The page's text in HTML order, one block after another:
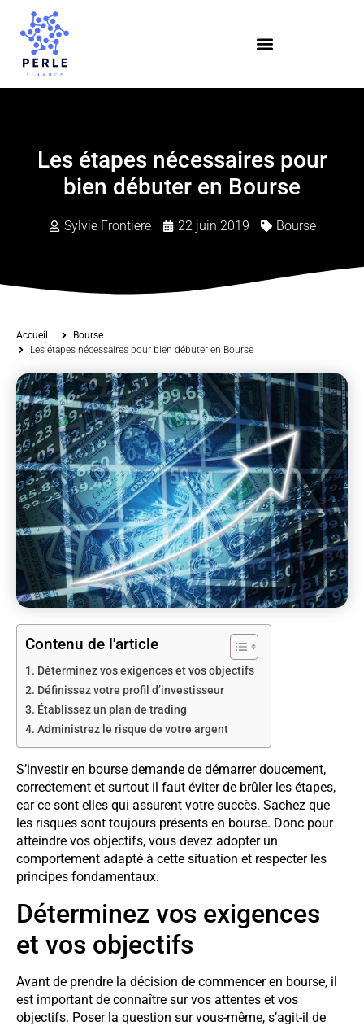
Les étapes nécessaires pour
bien débuter en Bourse
Sylvie Frontiere 22 juin 2019 Bourse
Accueil
Bourse
Les étapes nécessaires pour bien débuter en Bourse
Contenu de l'article
Déterminez vos exigences et vos objectifs
Définissez votre profil d’investisseur
Établissez un plan de trading
Administrez le risque de votre argent
S’investir en bourse demande de démarrer doucement,
correctement et surtout il faut éviter de brûler les étapes,
car ce sont elles qui assurent votre succès. Sachez que
les risques sont toujours présents en bourse. Donc pour
atteindre vos objectifs, vous devez adopter un
comportement adapté à cette situation et respecter les
principes fondamentaux.
Déterminez vos exigences
et vos objectifs
Avant de prendre la décision de commencer en bourse, il
est important de connaître sur vos attentes et vos
objectifs. Poser la question sur vous-même, s’agit-il de